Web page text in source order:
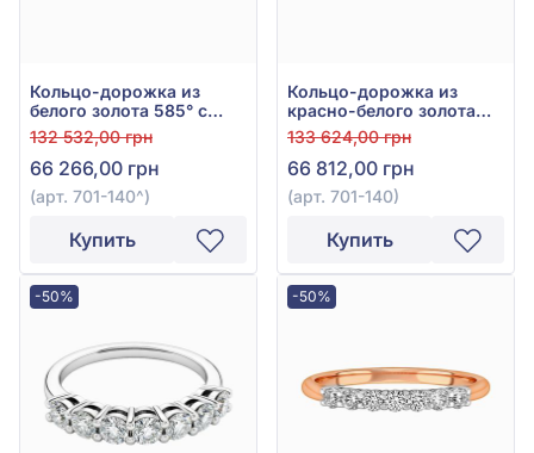
Кольцо-дорожка из
белого золота 585° с
бриллиантами 0,3ct, арт.
701-140
132 532,00 грн
66 266,00 грн
(арт. 701-140^)
Купить
Кольцо-дорожка из
красно-белого золота
585° с бриллиантами
0,33ct, арт. 701-140
133 624,00 грн
66 812,00 грн
(арт. 701-140)
Купить
-50% -50%